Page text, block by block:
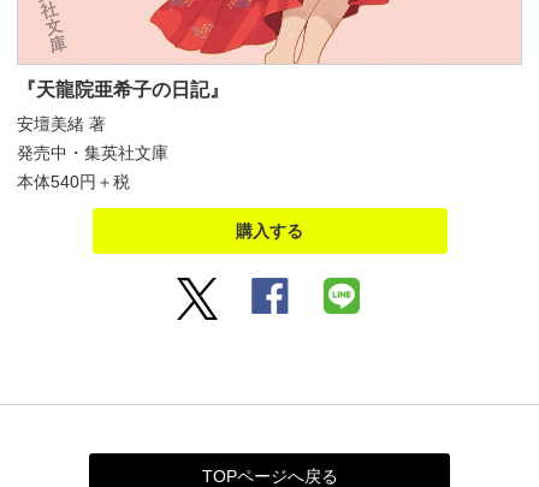
『天龍院亜希子の日記』
安壇美緒 著
発売中・集英社文庫
本体540円＋税
購入する
TOPページへ戻る